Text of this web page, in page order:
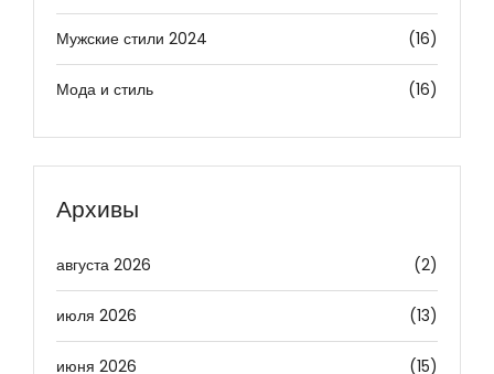
Мужские стили 2024 (16)
Мода и стиль (16)
Архивы
августа 2026 (2)
июля 2026 (13)
июня 2026 (15)